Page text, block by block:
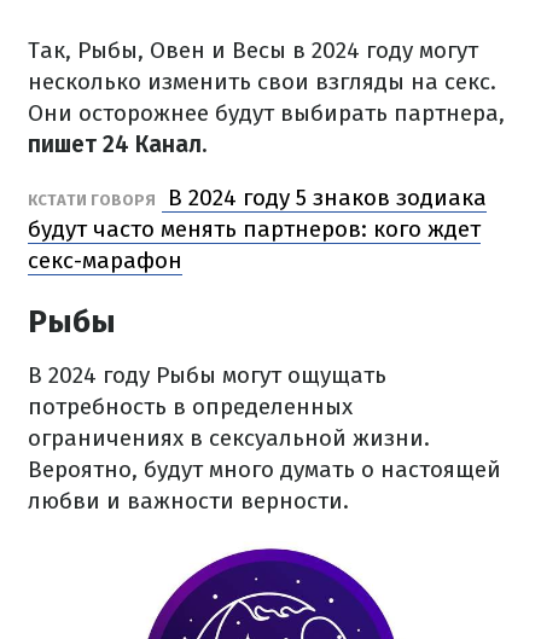
Так, Рыбы, Овен и Весы в 2024 году могут
несколько изменить свои взгляды на секс.
Они осторожнее будут выбирать партнера,
пишет 24 Канал.
КСТАТИ ГОВОРЯ
В 2024 году 5 знаков зодиака
будут часто менять партнеров: кого ждет
секс-марафон
Рыбы
В 2024 году Рыбы могут ощущать
потребность в определенных
ограничениях в сексуальной жизни.
Вероятно, будут много думать о настоящей
любви и важности верности.